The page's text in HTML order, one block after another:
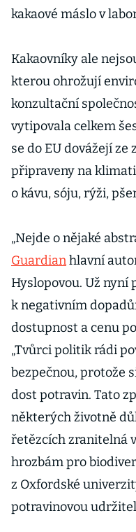
kakaové máslo v
Kakaovníky ale
kterou ohrožují
konzultační
vytipovala celkem
se do EU dovážejí ze
připraveny na
o kávu, sóju, rýži,
„Nejde o nějaké
Guardianhlavní
Hyslopovou. Už nyní
k negativním
dostupnost a cenu
„Tvůrci politik rádi
bezpečnou, protože
dost potravin. Tato
některých životně
řetězcích zranitelná
hrozbám pro
z Oxfordské
potravinovou